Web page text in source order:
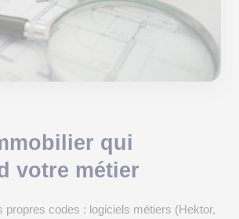
qui
votre métier
propres codes : logiciels métiers (Hektor,